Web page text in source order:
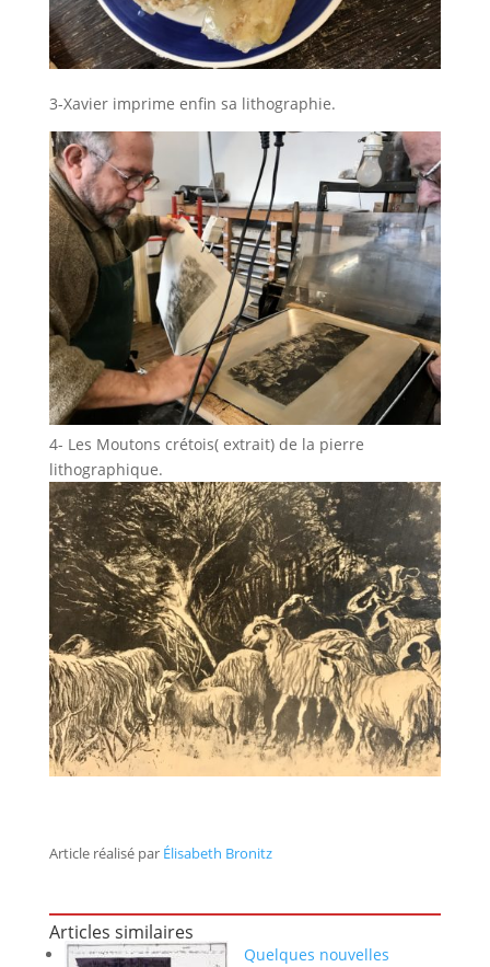
3-Xavier imprime enfin sa lithographie.
4- Les Moutons crétois( extrait) de la pierre
lithographique.
Article réalisé parÉlisabeth Bronitz
Articles similaires
Quelques nouvelles